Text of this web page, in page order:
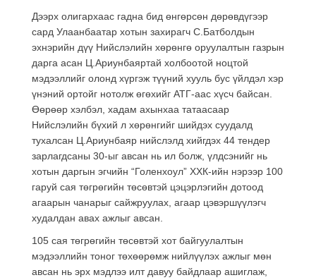
Дээрх олигархаас гадна бид өнгөрсөн дөрөвдүгээр
сард Улаанбаатар хотын захирагч С.Батболдын
эхнэрийн дүү Нийслэлийн хөрөнгө оруулалтын газрын
дарга асан Ц.Ариунбаяртай холбоотой ноцтой
мэдээллийг олонд хүргэж түүний хууль бус үйлдэл хэр
үнэний ортойг нотолж өгөхийг АТГ-аас хүсч байсан.
Өөрөөр хэлбэл, хадам ахынхаа татаасаар
Нийслэлийн бүхий л хөрөнгийг шийдэх суудалд
тухалсан Ц.Ариунбаяр нийслэлд хийгдэх 44 тендер
зарлагдсаны 30-ыг авсан нь ил болж, үлдсэнийг нь
хотын даргын эгчийн “Голенхоул” ХХК-ийн нэрээр 100
гаруй сая төгрөгийн төсөвтэй цэцэрлэгийн дотоод
агаарын чанарыг сайжруулах, агаар цэвэршүүлэгч
худалдан авах ажлыг авсан.
105 сая төгрөгийн төсөвтэй хот байгуулалтын
мэдээллийн тоног төхөөрөмж нийлүүлэх ажлыг мөн
авсан нь эрх мэдлээ илт давуу байдлаар ашиглаж,